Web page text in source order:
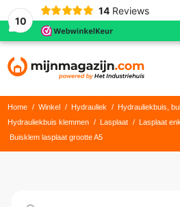
10
14 Reviews
Home / Winkel / Hydrauliek / Hydrauliekbuis,
Hydrauliekbuis klemmen
/ Lasplaat / Lasplaat
Buisklem lasplaat grootte A5